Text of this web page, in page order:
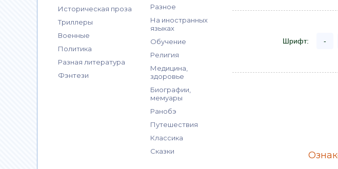
Историческая проза
Триллеры
Военные
Политика
Разная литература
Фэнтези
Разное
На иностранных
языках
Обучение
Религия
Медицина,
здоровье
Биографии,
мемуары
Ранобэ
Путешествия
Классика
Сказки
Шрифт: -